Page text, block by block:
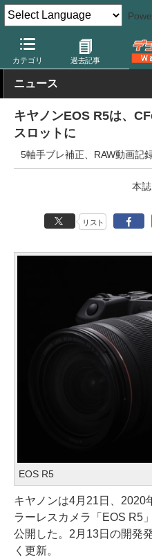
カテゴリ 過去記事
デジカメ Watch カメラ ミラ
ニュース
キヤノンEOS R5は、
スロットに
5軸手ブレ補正、RAW動画記
本
リスト
EOS R5
キヤノンは4月21日、2020
ラーレスカメラ「EOS R5
公開した。2月13日の開発
く更新。